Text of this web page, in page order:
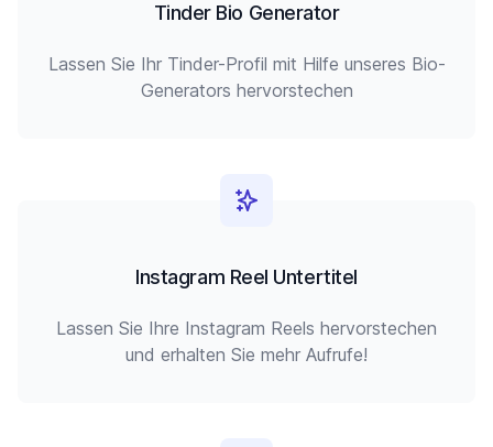
Tinder Bio Generator
Lassen Sie Ihr Tinder-Profil mit Hilfe unseres Bio-
Generators hervorstechen
Instagram Reel Untertitel
Lassen Sie Ihre Instagram Reels hervorstechen
und erhalten Sie mehr Aufrufe!